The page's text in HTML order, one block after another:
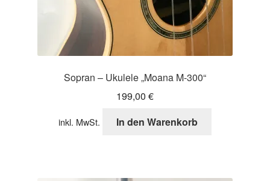
Sopran – Ukulele „Moana M-300“
199,00 €
inkl. MwSt. In den Warenkorb